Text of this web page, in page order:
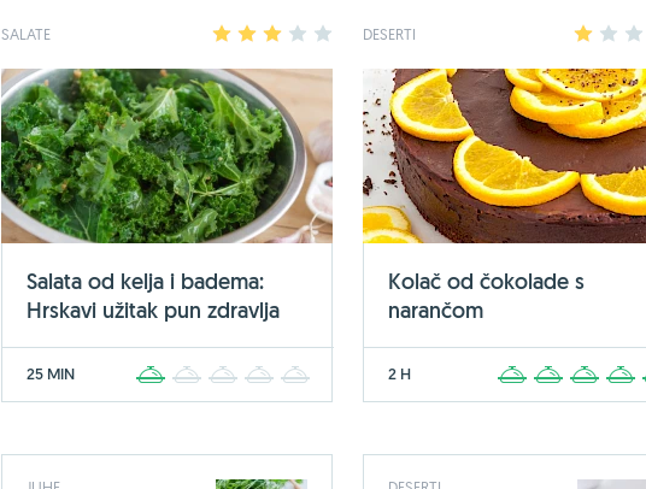
SALATE 2 3 4
Salata od kelja i badema:
Hrskavi užitak pun zdravlja
25 MIN 2 3 4
DESERTI 2
Kolač od čokolade s
narančom
2 H 2 3 4